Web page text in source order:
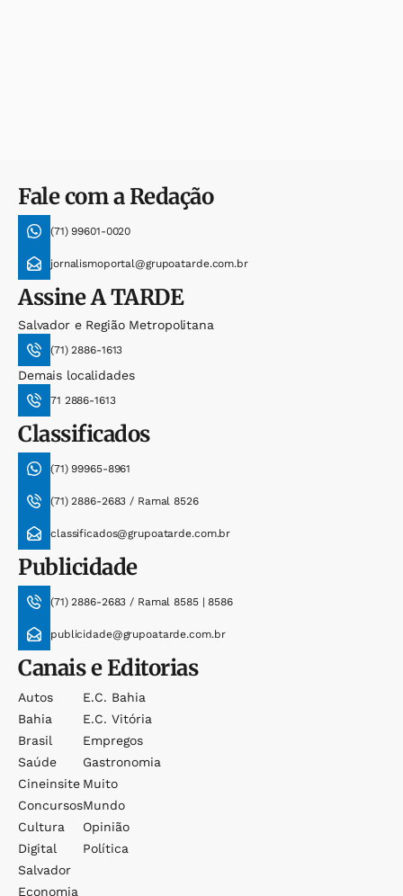
Fale com a Redação
(71) 99601-0020
jornalismoportal@grupoatarde.com.br
AssineA TARDE
Salvador e Região Metropolitana
(71) 2886-1613
Demais localidades
71 2886-1613
Classificados
(71) 99965-8961
(71) 2886-2683 / Ramal 8526
classificados@grupoatarde.com.br
Publicidade
(71) 2886-2683 / Ramal 8585 | 8586
publicidade@grupoatarde.com.br
Canais e Editorias
Autos
Bahia
Brasil
Saúde
Cineinsite
Concursos
Cultura
Digital
Salvador
Economia
E.c. Bahia
E.c. Vitória
Empregos
Gastronomia
Muito
Mundo
Opinião
Política